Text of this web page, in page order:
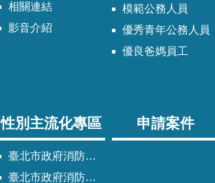
相關連結
影音介紹
模範公務人員
優秀青年公務人員
優良爸媽員工
性別主流化專區
臺北市政府消防局性別主流化實施計畫
臺北市政府消防局性別平等專案小組委員名單
申請案件